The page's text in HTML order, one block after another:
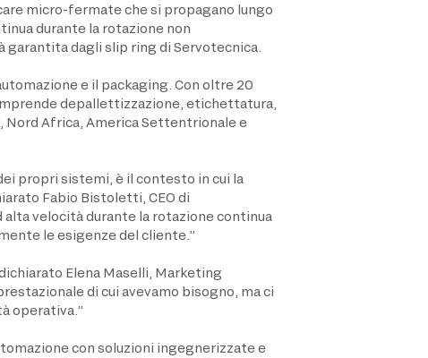
micro-fermate che si propagano lungo
durante la rotazione non
dagli slip ring di Servotecnica.
e il packaging. Con oltre 20
depallettizzazione, etichettatura,
Africa, America Settentrionale e
propri sistemi, è il contesto in cui la
Fabio Bistoletti, CEO di
velocità durante la rotazione continua
le esigenze del cliente.”
Elena Maselli, Marketing
di cui avevamo bisogno, ma ci
operativa.”
con soluzioni ingegnerizzate e